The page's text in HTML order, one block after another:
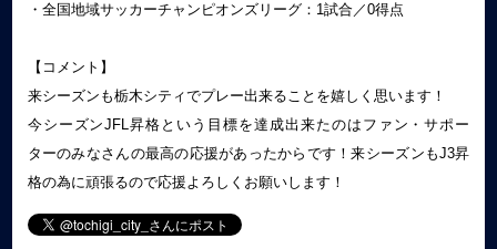
・全国地域サッカーチャンピオンズリーグ：1試合／0得点
【コメント】
来シーズンも栃木シティでプレー出来ることを嬉しく思います！
今シーズンJFL昇格という目標を達成出来たのはファン・サポー
ターのみなさんの最高の応援があったからです！来シーズンもJ3昇
格の為に頑張るので応援よろしくお願いします！